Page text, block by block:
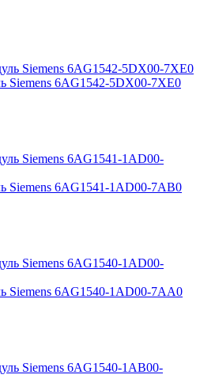
Siemens 6AG1542-5DX00-7XE0
Siemens 6AG1541-1AD00-7AB0
Siemens 6AG1540-1AD00-7AA0